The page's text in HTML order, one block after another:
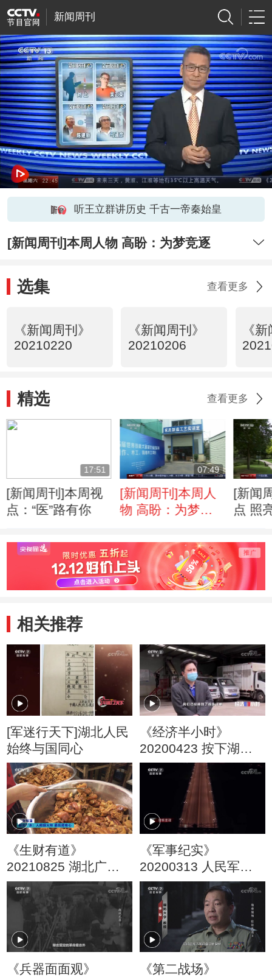
新闻周刊
听王立群讲历史 千古一帝秦始皇
[新闻周刊]本周人物 高盼：为梦竞逐
选集 查看更多
《新闻周刊》
20210220
《新闻周刊》
20210206
《
精选 查看更多
17:51
[新闻周刊]本周视
点：“医”路有你
07:49
[新闻周刊]本周人
物 高盼：为梦竞
[新闻
点 照
相关推荐
[军迷行天下]湖北人民
始终与国同心
《经济半小时》
20200423 按下湖北
产品“重启”键
《生财有道》
20210825 湖北广
水：人间烟火味 最抚
顾客心
《军事纪实》
20200313 人民军队
战“疫”纪实 （14）
《兵器面面观》
《第二战场》